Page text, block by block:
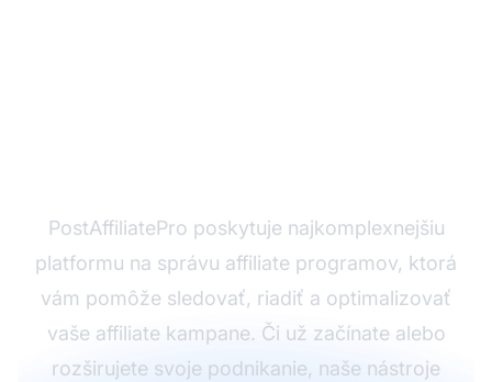
PostAffiliatePro poskytuje najkomplexnejšiu
platformu na správu affiliate programov, ktorá
vám pomôže sledovať, riadiť a optimalizovať
vaše affiliate kampane. Či už začínate alebo
rozširujete svoje podnikanie, naše nástroje